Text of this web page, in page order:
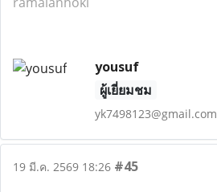
yousuf
ผู้เยี่ยมชม
yk7498123@gmail.com
19 มี.ค. 2569 18:26 #45